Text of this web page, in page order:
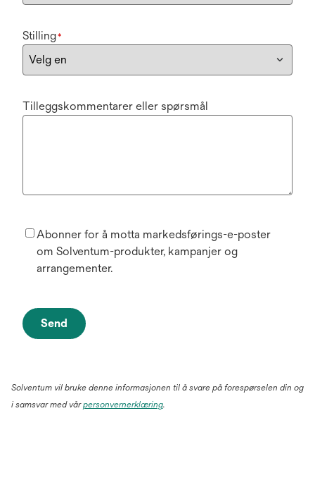
Stilling*
Tilleggskommentarer eller spørsmål
Abonner for å motta markedsførings-e-poster
om Solventum-produkter, kampanjer og
arrangementer.
Send
Solventum vil bruke denne informasjonen til å svare på forespørselen din og
i samsvar med vårpersonvernerklæring.